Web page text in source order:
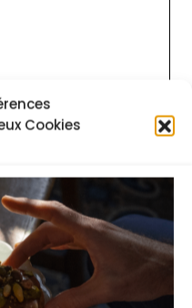
Cookies
les cours
que toutes les
une formule